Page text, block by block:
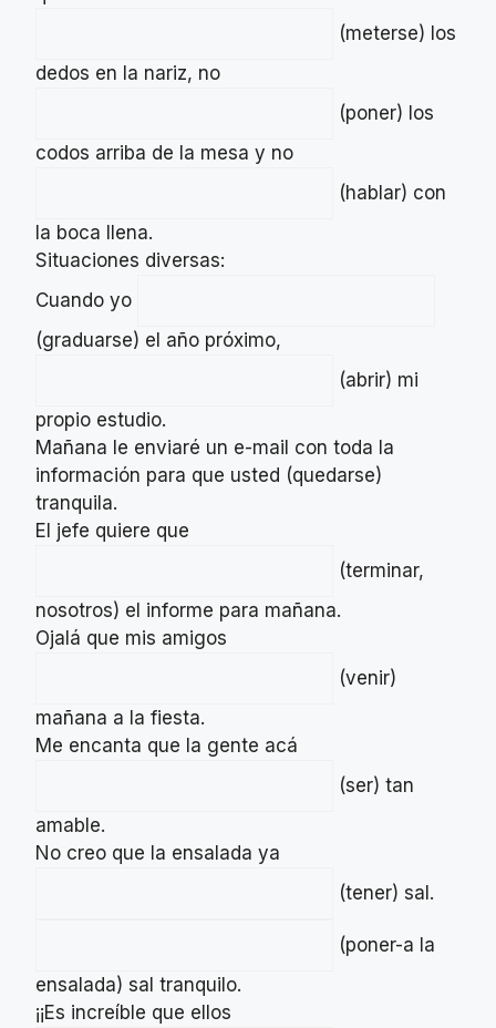
(meterse) los
dedos en la nariz, no
(poner) los
codos arriba de la mesa y no
(hablar) con
la boca llena.
Situaciones diversas:
Cuando yo
(graduarse) el año próximo,
(abrir) mi
propio estudio.
Mañana le enviaré un e-mail con toda la
información para que usted (quedarse)
tranquila.
El jefe quiere que
(terminar,
nosotros) el informe para mañana.
Ojalá que mis amigos
(venir)
mañana a la fiesta.
Me encanta que la gente acá
(ser) tan
amable.
No creo que la ensalada ya
(tener) sal.
(poner-a la
ensalada) sal tranquilo.
¡¡Es increíble que ellos